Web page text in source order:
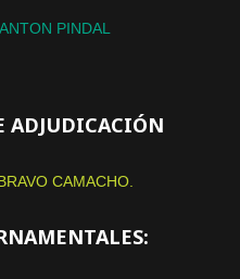
PINDAL
ADJUDICACIÓN
CAMACHO.